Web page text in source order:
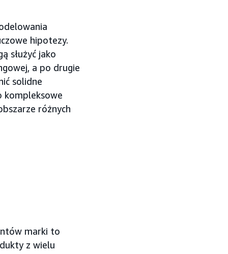
hipotezy.
służyć jako
a po drugie
solidne
kompleksowe
różnych
marki to
z wielu